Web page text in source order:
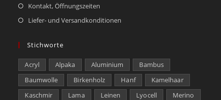
Kontakt, Öffnungszeiten
Liefer- und Versandkonditionen
Stichworte
Acryl Alpaka Aluminium
Bambus
Baumwolle
Birkenholz Hanf
Kamelhaar
Kaschmir
Lama Leinen Lyocell
Merino